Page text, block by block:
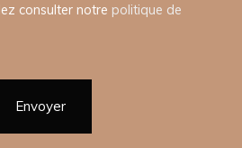
consulter notre politique de
Envoyer